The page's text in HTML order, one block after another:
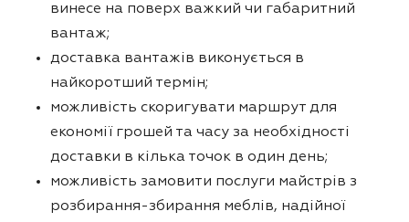
винесе на поверх важкий чи габаритний
вантаж;
доставка вантажів виконується в
найкоротший термін;
можливість скоригувати маршрут для
економії грошей та часу за необхідності
доставки в кілька точок в один день;
можливість замовити послуги майстрів з
розбирання-збирання меблів, надійної